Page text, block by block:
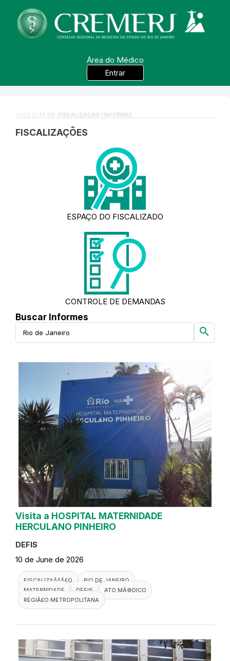
Área do Médico
Entrar
VOCÊ ESTÁ EM: FISCALIZAÇÃO / INFORMES
FISCALIZAÇÕES
ESPAÇO DO FISCALIZADO
CONTROLE DE DEMANDAS
Buscar Informes
search
Visita a HOSPITAL MATERNIDADE
HERCULANO PINHEIRO
DEFIS
10 de June de 2026
FISCALIZAÃ§Ã£O
RIO DE JANEIRO
MATERNIDADE
DEFIS
ATO MÃ©DICO
REGIÃ£O METROPOLITANA